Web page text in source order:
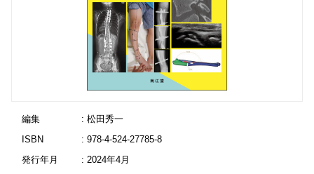
編集
: 松田秀一
ISBN
: 978-4-524-27785-8
発行年月
: 2024年4月